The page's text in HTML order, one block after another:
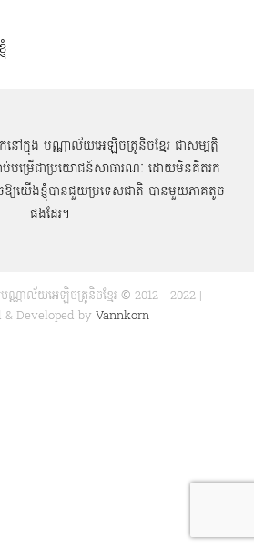
ៅក្នុង បណ្ណាល័យអេឡិចត្រូនិចខ្មែរ ជាសម្បតិ្ត
ាប់បម្រើជាប្រយោជន៍សាធារណៈ ដោយមិនគិតរក
យយើងខ្ញុំបានជួយប្រទេសជាតិ បានមួយភាគតូច
ផងដែរ។
ណ្ណាល័យអេឡិចត្រូនិចខ្មែរ © 2012 - 2022 |
& Developed by Vannkorn